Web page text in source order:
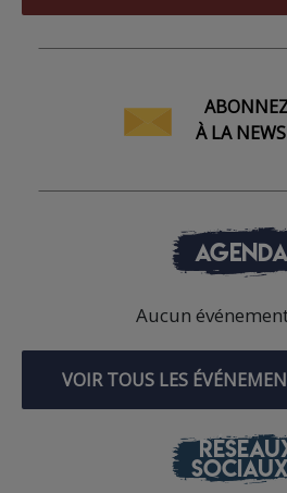
À LA
Aucun
VOIR TOUS LES
SOCIAUX